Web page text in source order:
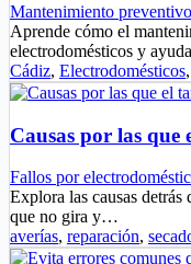
Mantenimiento preventivo
Aprende cómo el
electrodomésticos y
Cádiz, Electrodomésticos,
Causas por las que
Fallos por
Explora las causas detrás
que no gira y…
averías, reparación,